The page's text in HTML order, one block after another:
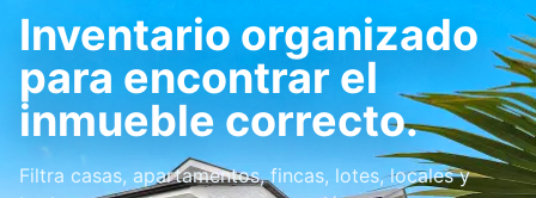
Inventario organizado
para encontrar el
inmueble correcto.
Filtra casas, apartamentos, fincas, lotes, locales y